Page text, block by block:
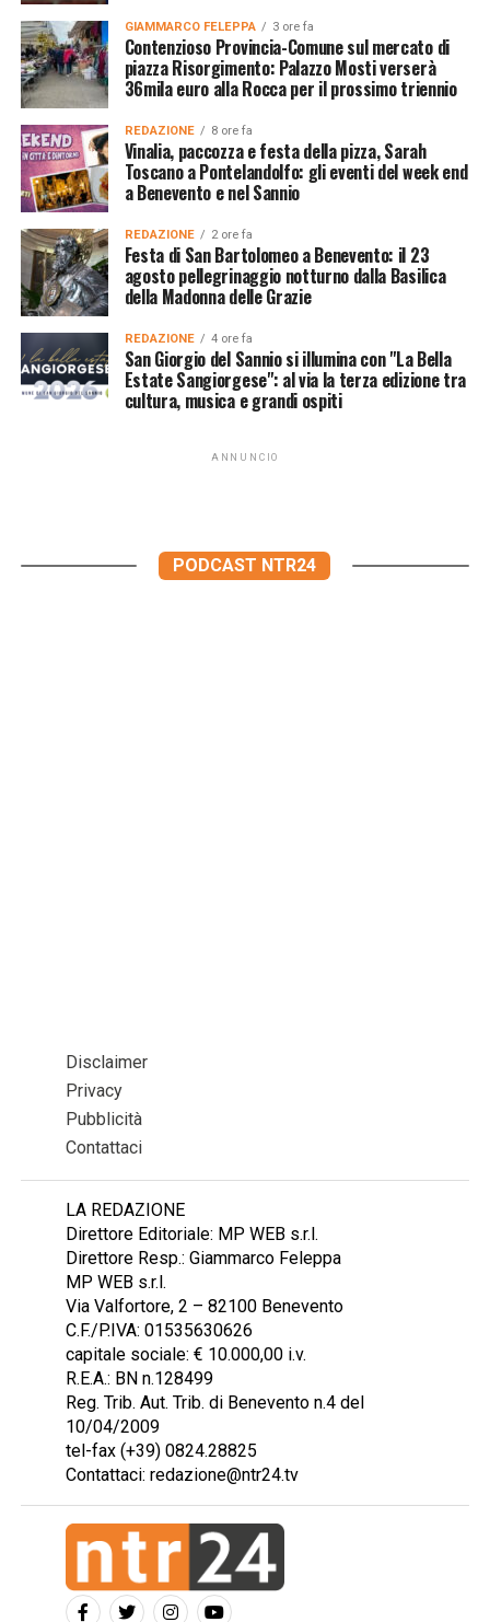
GIAMMARCO FELEPPA 3 ore fa
Contenzioso Provincia-Comune sul mercato di
piazza Risorgimento: Palazzo Mosti verserà
36mila euro alla Rocca per il prossimo triennio
REDAZIONE 8 ore fa
Vinalia, paccozza e festa della pizza, Sarah
Toscano a Pontelandolfo: gli eventi del week end
a Benevento e nel Sannio
REDAZIONE 2 ore fa
Festa di San Bartolomeo a Benevento: il 23
agosto pellegrinaggio notturno dalla Basilica
della Madonna delle Grazie
REDAZIONE 4 ore fa
San Giorgio del Sannio si illumina con "La Bella
Estate Sangiorgese": al via la terza edizione tra
cultura, musica e grandi ospiti
ANNUNCIO
PODCAST NTR24
Disclaimer
Privacy
Pubblicità
Contattaci
LA REDAZIONE
Direttore Editoriale: MP WEB s.r.l.
Direttore Resp.: Giammarco Feleppa
MP WEB s.r.l.
Via Valfortore, 2 – 82100 Benevento
C.F./P.IVA: 01535630626
capitale sociale: € 10.000,00 i.v.
R.E.A.: BN n.128499
Reg. Trib. Aut. Trib. di Benevento n.4 del
10/04/2009
tel-fax (+39) 0824.28825
Contattaci: redazione@ntr24.tv